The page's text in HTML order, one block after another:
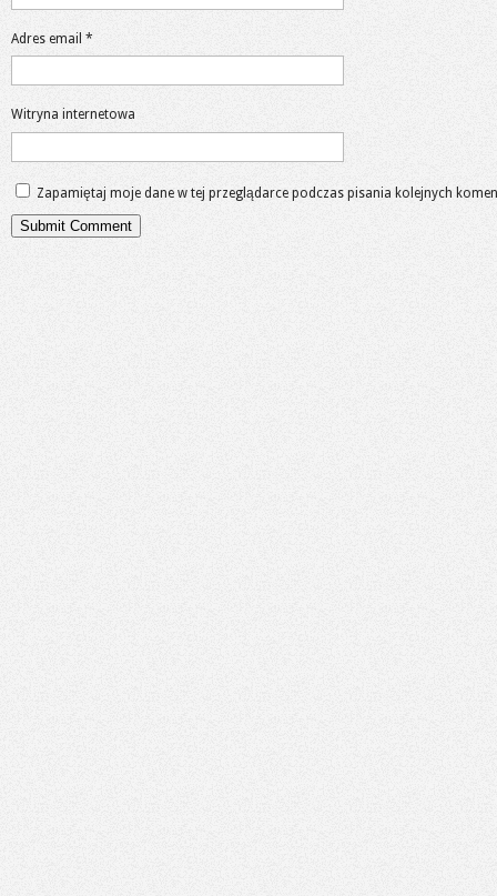
Adres email *
Witryna internetowa
Zapamiętaj moje dane w tej przeglądarce podczas pisania kolejnych